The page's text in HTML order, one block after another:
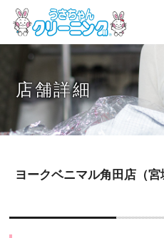
店舗詳細
ヨークベニマル角田店（宮